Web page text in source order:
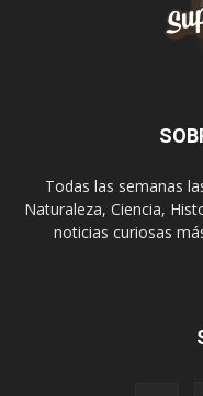
Todas las semanas
Naturaleza, Ciencia,
noticias curiosas